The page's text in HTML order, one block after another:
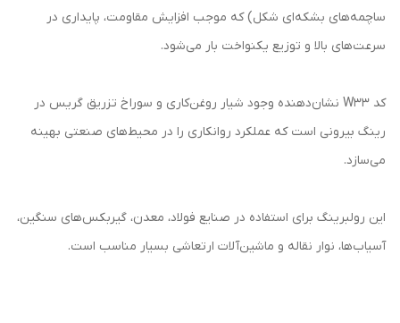
ساچمه‌های بشکه‌ای شکل) که موجب افزایش مقاومت، پایداری در
سرعت‌های بالا و توزیع یکنواخت بار می‌شود.
کد W33 نشان‌دهنده وجود شیار روغن‌کاری و سوراخ تزریق گریس در
رینگ بیرونی است که عملکرد روانکاری را در محیط‌های صنعتی بهینه
می‌سازد.
این رولبرینگ برای استفاده در صنایع فولاد، معدن، گیربکس‌های سنگین،
آسیاب‌ها، نوار نقاله و ماشین‌آلات ارتعاشی بسیار مناسب است.